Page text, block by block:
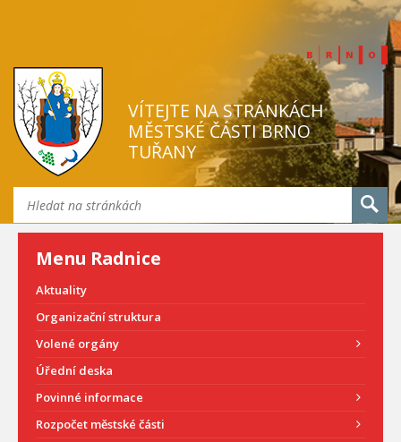
VÍTEJTE NA STRÁNKÁCH
MĚSTSKÉ ČÁSTI BRNO
TUŘANY
Menu Radnice
Aktuality
Organizační struktura
Volené orgány
Úřední deska
Povinné informace
Rozpočet městské části